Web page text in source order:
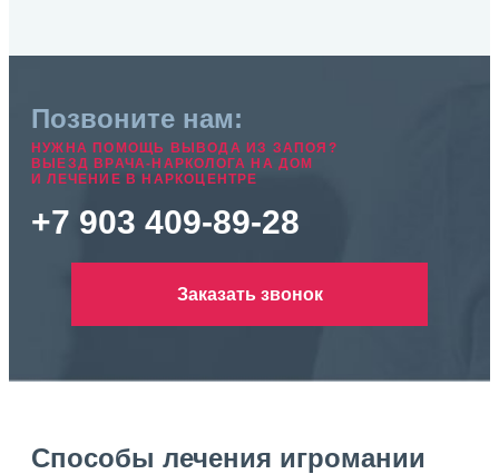
Позвоните нам:
НУЖНА ПОМОЩЬ ВЫВОДА ИЗ ЗАПОЯ?
ВЫЕЗД ВРАЧА-НАРКОЛОГА НА ДОМ
И ЛЕЧЕНИЕ В НАРКОЦЕНТРЕ
+7 903 409-89-28
Заказать звонок
Способы лечения игромании